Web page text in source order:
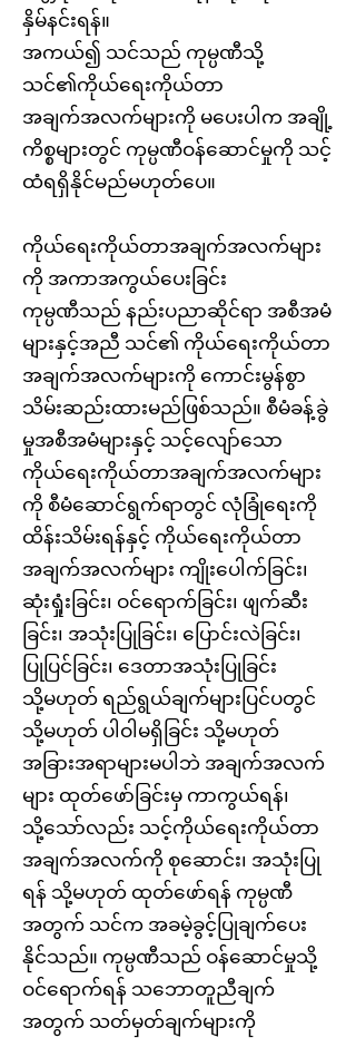
နှိမ်နင်းရန်။
အကယ်၍ သင်သည် ကုမ္ပဏီသို့
သင်၏ကိုယ်ရေးကိုယ်တာ
အချက်အလက်များကို မပေးပါက အချို့
ကိစ္စများတွင် ကုမ္ပဏီဝန်ဆောင်မှုကို သင့်
ထံရရှိနိုင်မည်မဟုတ်ပေ။
ကိုယ်ရေးကိုယ်တာအချက်အလက်များ
ကို အကာအကွယ်ပေးခြင်း
ကုမ္ပဏီသည် နည်းပညာဆိုင်ရာ အစီအမံ
များနှင့်အညီ သင်၏ ကိုယ်ရေးကိုယ်တာ
အချက်အလက်များကို ကောင်းမွန်စွာ
သိမ်းဆည်းထားမည်ဖြစ်သည်။ စီမံခန့်ခွဲ
မှုအစီအမံများနှင့် သင့်လျော်သော
ကိုယ်ရေးကိုယ်တာအချက်အလက်များ
ကို စီမံဆောင်ရွက်ရာတွင် လုံခြုံရေးကို
ထိန်းသိမ်းရန်နှင့် ကိုယ်ရေးကိုယ်တာ
အချက်အလက်များ ကျိုးပေါက်ခြင်း၊
ဆုံးရှုံးခြင်း၊ ဝင်ရောက်ခြင်း၊ ဖျက်ဆီး
ခြင်း၊ အသုံးပြုခြင်း၊ ပြောင်းလဲခြင်း၊
ပြုပြင်ခြင်း၊ ဒေတာအသုံးပြုခြင်း
သို့မဟုတ် ရည်ရွယ်ချက်များပြင်ပတွင်
သို့မဟုတ် ပါဝါမရှိခြင်း သို့မဟုတ်
အခြားအရာများမပါဘဲ အချက်အလက်
များ ထုတ်ဖော်ခြင်းမှ ကာကွယ်ရန်၊
သို့သော်လည်း သင့်ကိုယ်ရေးကိုယ်တာ
အချက်အလက်ကို စုဆောင်း၊ အသုံးပြု
ရန် သို့မဟုတ် ထုတ်ဖော်ရန် ကုမ္ပဏီ
အတွက် သင်က အခမဲ့ခွင့်ပြုချက်ပေး
နိုင်သည်။ ကုမ္ပဏီသည် ဝန်ဆောင်မှုသို့
ဝင်ရောက်ရန် သဘောတူညီချက်
အတွက် သတ်မှတ်ချက်များကို